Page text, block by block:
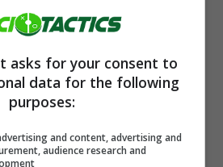
, è stato accostato
giorni fa: dalla Turchia
che il Milanavrebbe fatto
mettere le mani sul turco.
ci sarebbero anche le
asks for your consent to
data for the following
purposes:
and content, advertising and
audience research and